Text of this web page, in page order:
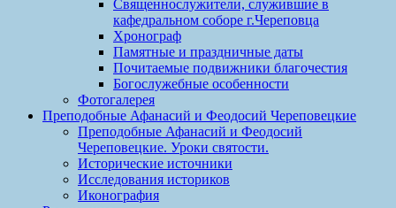
Священнослужители, служившие в
кафедральном соборе г.Череповца
Хронограф
Памятные и праздничные даты
Почитаемые подвижники благочестия
Богослужебные особенности
Фотогалерея
Преподобные Афанасий и Феодосий Череповецкие
Преподобные Афанасий и Феодосий
Череповецкие. Уроки святости.
Исторические источники
Исследования историков
Иконография